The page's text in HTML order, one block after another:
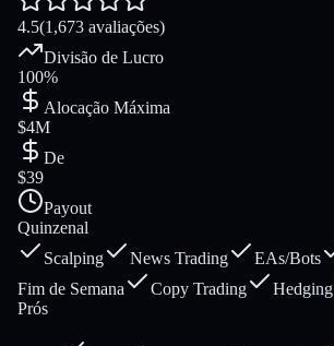
4.5(1,673 avaliações)
Divisão de Lucro
100%
Alocação Máxima
$4M
De
$39
Payout
Quinzenal
Scalping
News Trading EAs/Bots
Fim de Semana
Copy Trading Hedging
Prós